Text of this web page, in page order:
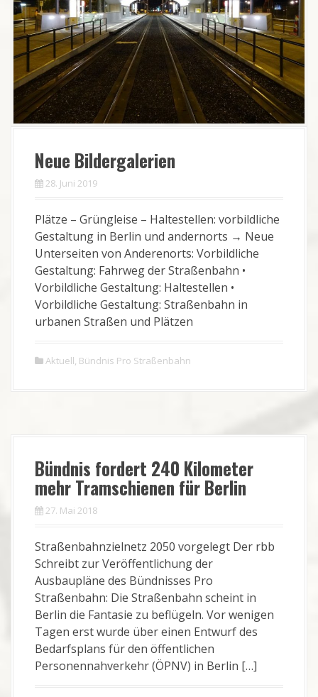
Neue Bildergalerien
28. Juni 2019
Plätze – Grüngleise – Haltestellen: vorbildliche
Gestaltung in Berlin und andernorts → Neue
Unterseiten von Anderenorts: Vorbildliche
Gestaltung: Fahrweg der Straßenbahn •
Vorbildliche Gestaltung: Haltestellen •
Vorbildliche Gestaltung: Straßenbahn in
urbanen Straßen und Plätzen
Aktuell, Bündnis Pro Straßenbahn
Bündnis fordert 240 Kilometer
mehr Tramschienen für Berlin
27. Mai 2018
Straßenbahnzielnetz 2050 vorgelegt Der rbb
Schreibt zur Veröffentlichung der
Ausbaupläne des Bündnisses Pro
Straßenbahn: Die Straßenbahn scheint in
Berlin die Fantasie zu beflügeln. Vor wenigen
Tagen erst wurde über einen Entwurf des
Bedarfsplans für den öffentlichen
Personennahverkehr (ÖPNV) in Berlin […]